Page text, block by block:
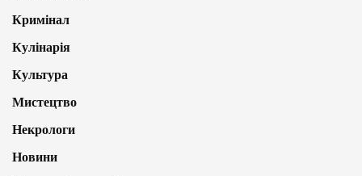
Кримінал
Кулінарія
Культура
Мистецтво
Некрологи
Новини